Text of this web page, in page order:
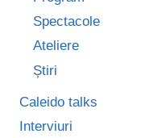
Spectacole
Ateliere
Știri
Caleido talks
Interviuri